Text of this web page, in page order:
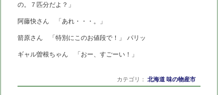
の。７匹分だよ？」
阿藤快さん 「あれ・・・。」
箭原さん 「特別にこのお値段で！」 パリッ
ギャル曽根ちゃん 「おー、すごーい！」
カテゴリ：北海道 味の物産市